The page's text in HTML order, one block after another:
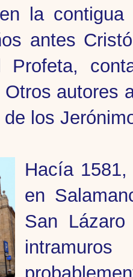
la
antes
Profeta,
Otros autores
los
Hacía
en
San